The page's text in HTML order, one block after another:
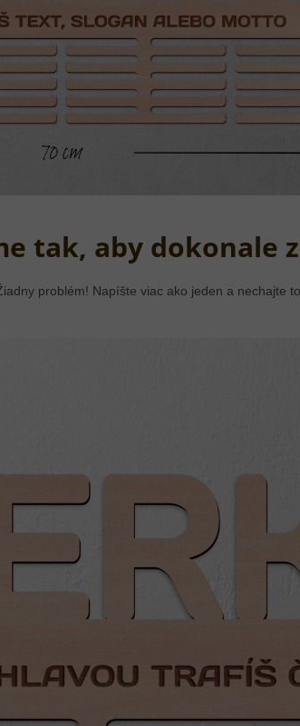
tak, aby dokonale
problém! Napíšte viac ako jeden a nechajte